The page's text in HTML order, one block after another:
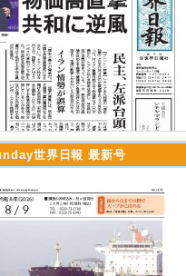
世界日報 最新号